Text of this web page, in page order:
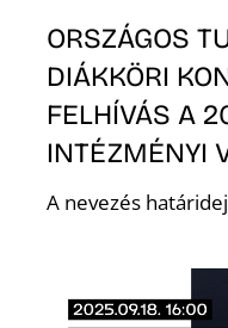
ORSZÁGOS
DIÁKKÖRI
FELHÍVÁS A
INTÉZMÉNYI
A nevezés